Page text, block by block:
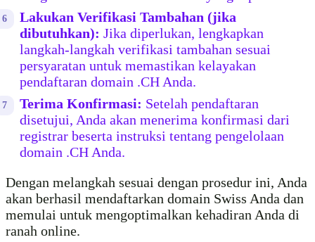
Lakukan Verifikasi Tambahan (jika
dibutuhkan): Jika diperlukan, lengkapkan
langkah-langkah verifikasi tambahan sesuai
persyaratan untuk memastikan kelayakan
pendaftaran domain .CH Anda.
Terima Konfirmasi: Setelah pendaftaran
disetujui, Anda akan menerima konfirmasi dari
registrar beserta instruksi tentang pengelolaan
domain .CH Anda.
Dengan melangkah sesuai dengan prosedur ini, Anda
akan berhasil mendaftarkan domain Swiss Anda dan
memulai untuk mengoptimalkan kehadiran Anda di
ranah online.